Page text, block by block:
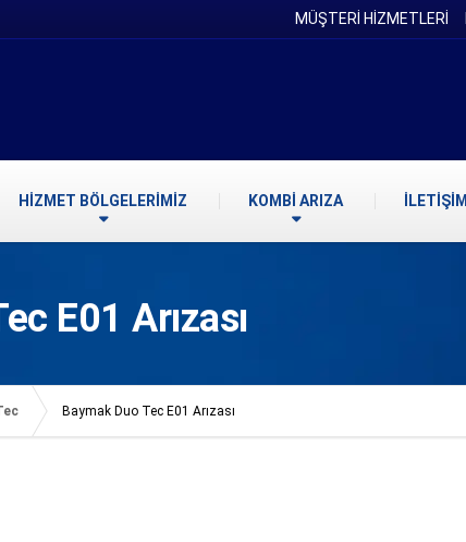
MÜŞTERİ HİZMETLERİ
HİZMET BÖLGELERİMİZ KOMBİ ARIZA İLETİŞİM
E01 Arızası
Baymak Duo Tec E01 Arızası